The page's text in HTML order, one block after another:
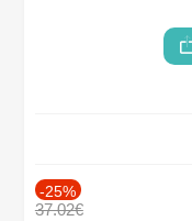
-25%
37.02€